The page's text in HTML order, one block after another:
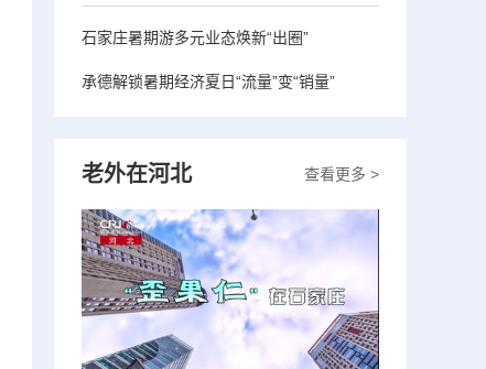
石家庄暑期游多元业态焕新“出圈”
承德解锁暑期经济夏日“流量”变“销量”
查看更多 >
老外在河北